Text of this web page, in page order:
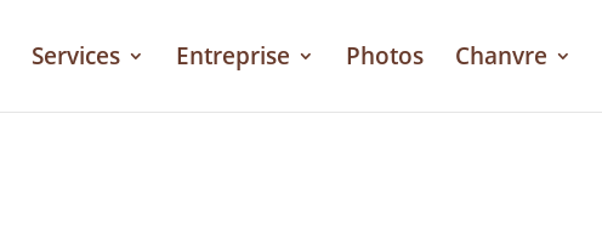
Services Entreprise Photos Chanvre